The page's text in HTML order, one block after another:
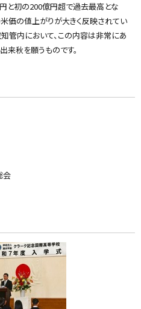
と初の200億円超で過去最高とな
価の値上がりが大きく反映されてい
管内において、この内容は非常にあ
来秋を願うものです。
会